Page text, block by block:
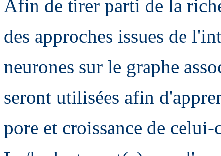
Afin de tirer parti de la
des approches issues de
neurones sur le graphe
seront utilisées afin
pore et croissance de celui-